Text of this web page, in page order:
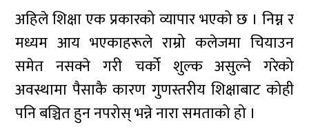
अहिले शिक्षा एक प्रकारको व्यापार भएको छ । निम्न र
मध्यम आय भएकाहरूले राम्रो कलेजमा चियाउन
समेत नसक्ने गरी चर्को शुल्क असुल्ने गरेको
अवस्थामा पैसाकै कारण गुणस्तरीय शिक्षाबाट कोही
पनि बञ्चित हुन नपरोस् भन्ने नारा समताको हो ।